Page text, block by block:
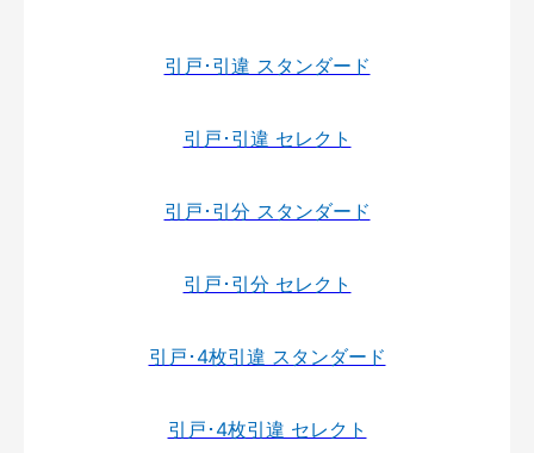
引戸･引違 スタンダード
引戸･引違 セレクト
引戸･引分 スタンダード
引戸･引分 セレクト
引戸･4枚引違 スタンダード
引戸･4枚引違 セレクト